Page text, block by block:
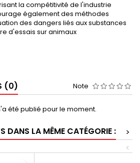
la compétitivité de l'industrie
également des méthodes
des dangers liés aux substances
d'essais sur animaux
(0) Note
été publié pour le moment.
DANS LA MÊME CATÉGORIE :
>
<